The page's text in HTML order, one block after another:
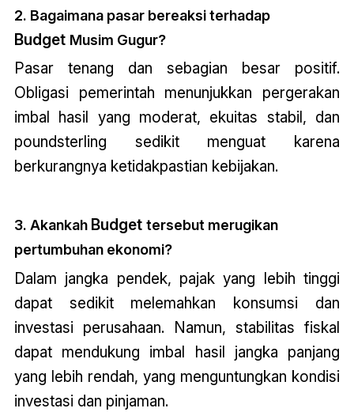
2. Bagaimana pasar bereaksi terhadap
Budget Musim Gugur?
Pasar tenang dan sebagian besar positif.
Obligasi pemerintah menunjukkan pergerakan
imbal hasil yang moderat, ekuitas stabil, dan
poundsterling sedikit menguat karena
berkurangnya ketidakpastian kebijakan.
3. Akankah Budget tersebut merugikan
pertumbuhan ekonomi?
Dalam jangka pendek, pajak yang lebih tinggi
dapat sedikit melemahkan konsumsi dan
investasi perusahaan. Namun, stabilitas fiskal
dapat mendukung imbal hasil jangka panjang
yang lebih rendah, yang menguntungkan kondisi
investasi dan pinjaman.